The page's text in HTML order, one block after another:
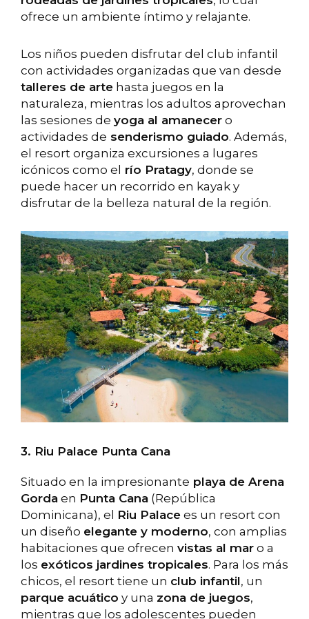
ofrece un ambiente íntimo y relajante.
Los niños pueden disfrutar del club infantil
con actividades organizadas que van desde
talleres de arte hasta juegos en la
naturaleza, mientras los adultos aprovechan
las sesiones de yoga al amanecer o
actividades de senderismo guiado. Además,
el resort organiza excursiones a lugares
icónicos como el río Pratagy, donde se
puede hacer un recorrido en kayak y
disfrutar de la belleza natural de la región.
3. Riu Palace Punta Cana
Situado en la impresionante playa de Arena
Gorda en Punta Cana (República
Dominicana), el Riu Palace es un resort con
un diseño elegante y moderno, con amplias
habitaciones que ofrecen vistas al mar o a
los exóticos jardines tropicales. Para los más
chicos, el resort tiene un club infantil, un
parque acuático y una zona de juegos,
mientras que los adolescentes pueden